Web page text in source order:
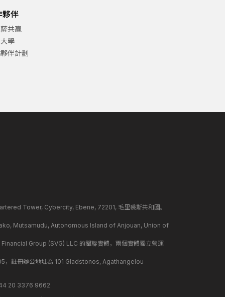
夥伴
共贏
學
伴計劃
Tower, Cybercity, Ebene, 72201, 毛里裘斯共和國。
Mutsamudu, Autonomous Island of Anjouan, Union of
Group (SVG) LLC 的關聯實體，兩個實體獨立營運
，註冊辦公地址為 101 Gladstonos, Agathangelou
20 3376 9662